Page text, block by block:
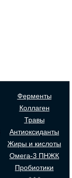
Ферменты
Коллаген
Травы
Антиоксиданты
Жиры и кислоты
Омега-3 ПНЖК
Пробиотики